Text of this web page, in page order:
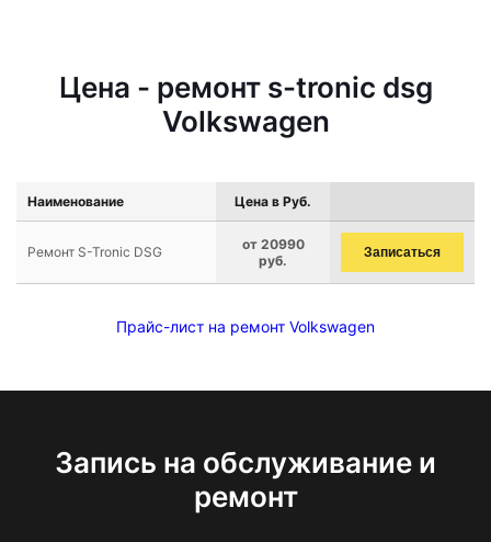
Цена - ремонт s-tronic dsg
Volkswagen
Наименование Цена в Руб.
Ремонт S-Tronic DSG
от 20990
руб.
Записаться
Прайс-лист на ремонт Volkswagen
Запись на обслуживание и
ремонт